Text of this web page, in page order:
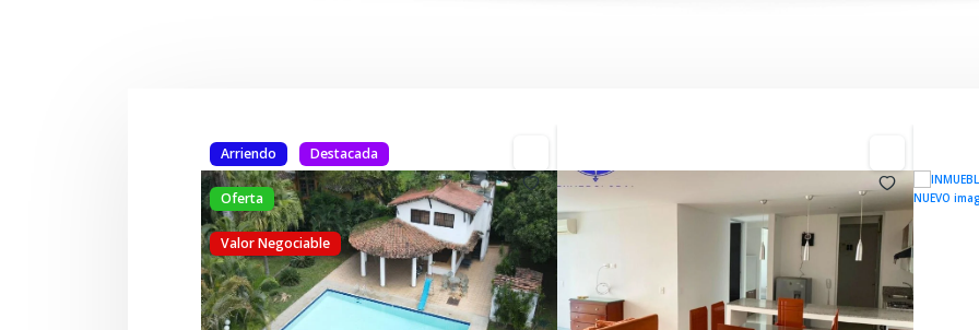
Arriendo Destacada
Oferta
Valor Negociable